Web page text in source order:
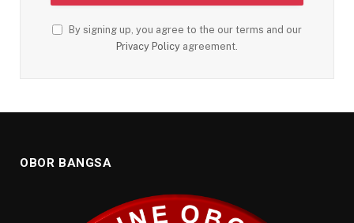
By signing up, you agree to the our terms and our
Privacy Policy agreement.
OBOR BANGSA